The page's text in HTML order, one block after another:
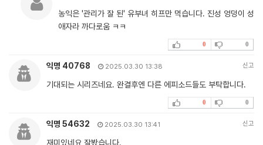
농익은 '관리가 잘 된' 유부녀 히프만 먹습니다. 진성 엉덩이 성
애자라 까다로움 ㅋㅋ
0 0
익명 40768 2025.03.30 13:38 신고
기대되는 시리즈네요. 완결후엔 다른 에피소드들도 부탁합니다.
0 0
익명 54632 2025.03.30 13:41 신고
재미있네요 잘봤습니다.